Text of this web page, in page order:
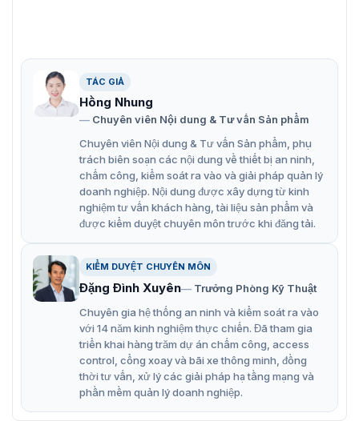
Tính năng nổi bật khớp nối Hikvision
DS-1232ZJ-TP
Hikvision DS-1232ZJ-TP là một trong những phụ kiện
quan trọng để tối ưu hóa hiệu quả sử dụng của hệ thống
camera quan sát với tính năng nổi bật:
Được làm từ vật liệu kim loại chất lượng cao, khớp
nối này đảm bảo độ bền và độ ổn định trong suốt quá
Thiết kế để lắp đặt trên các bề mặt không phẳng
hoặc các góc độ khác nhau một cách thuận tiện.
Tương thích với nhiều dòng camera quan sát của
Hikvision và có thể được sử dụng trong các hệ thống
camera từ nhỏ đến lớn.
Thích hợp cho việc lắp đặt trong các khu vực như
nhà ở, công ty, cửa hàng, bãi đậu xe.
TÁC GIẢ
Hồng Nhung
Chuyên viên Nội dung & Tư vấn Sản phẩm
Chuyên viên Nội dung & Tư vấn Sản phẩm, phụ
trách biên soạn các nội dung về thiết bị an ninh,
chấm công, kiểm soát ra vào và giải pháp quản lý
doanh nghiệp. Nội dung được xây dựng từ kinh
nghiệm tư vấn khách hàng, tài liệu sản phẩm và
được kiểm duyệt chuyên môn trước khi đăng tải.
KIỂM DUYỆT CHUYÊN MÔN
Đặng Đình Xuyên
Trưởng Phòng Kỹ Thuật
Chuyên gia hệ thống an ninh và kiểm soát ra vào
với 14 năm kinh nghiệm thực chiến. Đã tham gia
triển khai hàng trăm dự án chấm công, access
control, cổng xoay và bãi xe thông minh, đồng
thời tư vấn, xử lý các giải pháp hạ tầng mạng và
phần mềm quản lý doanh nghiệp.